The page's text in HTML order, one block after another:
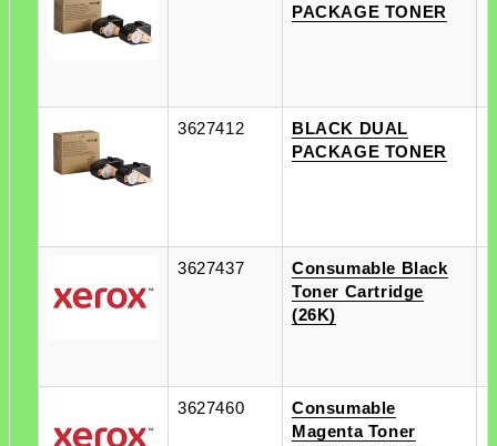
PACKAGE TONER
3627412
BLACK DUAL
PACKAGE TONER
3627437
Consumable Black
Toner Cartridge
(26K)
3627460
Consumable
Magenta Toner